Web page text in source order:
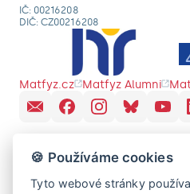
IČ: 00216208
DIČ: CZ00216208
Matfyz.cz Matfyz Alumni
🍪 Používáme cookies
Tyto webové stránky